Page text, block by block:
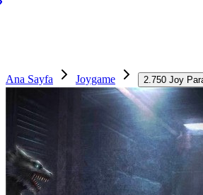
Ana Sayfa Joygame 2.750 Joy